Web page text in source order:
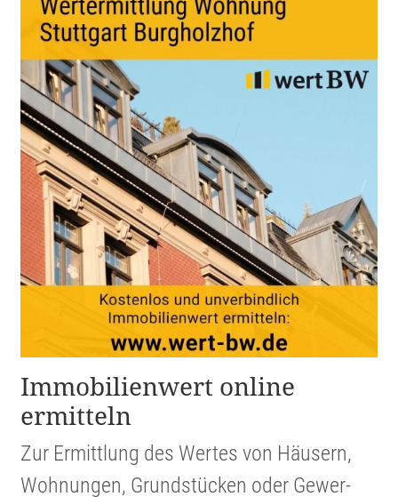
Immobi­li­en­wert online
ermitteln
Zur Ermitt­lung des Wertes von Häusern,
Wohnungen, Grund­stücken oder Gewer­